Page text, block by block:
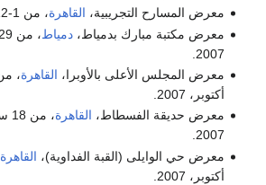
معرض المسارح التجريبية، القاهرة، من 1-12 سبتمبر، 2007.
معرض مكتبة مبارك بدمياط،دمياط
2007.
معرض المجلس الأعلى بالأوبرا، القاهرة
أكتوبر، 2007.
معرض حديقة الفسطاط، القاهرة
2007.
معرض حي الوايلى (القبة الفداوية)، القاهرة
أكتوبر، 2007.